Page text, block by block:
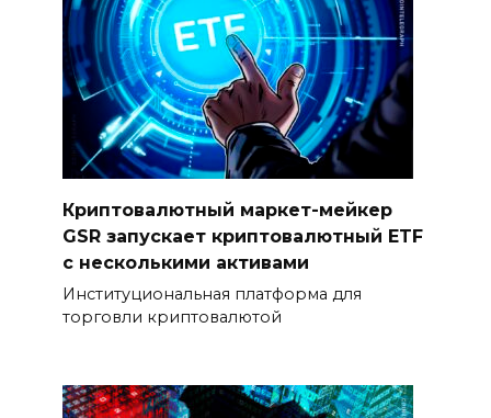
Криптовалютный маркет-мейкер
GSR запускает криптовалютный ETF
с несколькими активами
Институциональная платформа для
торговли криптовалютой